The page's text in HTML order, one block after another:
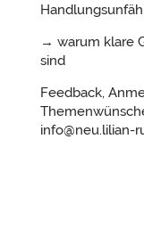
→ warum klare
sind
Feedback,
info@neu.lilian-